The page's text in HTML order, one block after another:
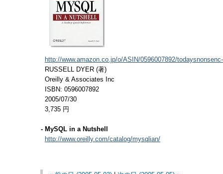
http://www.amazon.co.jp/o/ASIN/0596007892/
RUSSELL DYER (著)
Oreilly & Associates Inc
ISBN: 0596007892
2005/07/30
3,735 円
- MySQL in a Nutshell
http://www.oreilly.com/catalog/mysqlian/